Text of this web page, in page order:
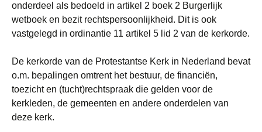
onderdeel als bedoeld in artikel 2 boek 2 Burgerlijk
wetboek en bezit rechtspersoonlijkheid. Dit is ook
vastgelegd in ordinantie 11 artikel 5 lid 2 van de kerkorde.
De kerkorde van de Protestantse Kerk in Nederland bevat
o.m. bepalingen omtrent het bestuur, de financiën,
toezicht en (tucht)rechtspraak die gelden voor de
kerkleden, de gemeenten en andere onderdelen van
deze kerk.